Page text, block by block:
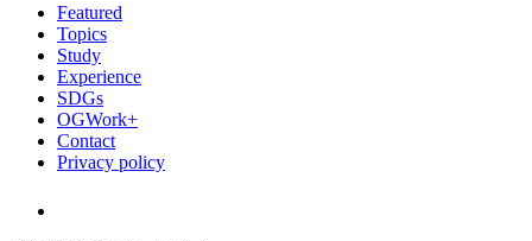
Featured
Topics
Study
Experience
SDGs
OGWork+
Contact
Privacy policy